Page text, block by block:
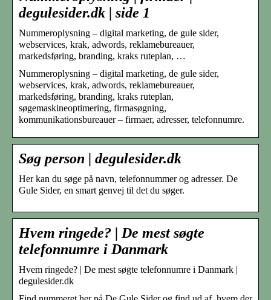
degulesider.dk | side 1
Nummeroplysning – digital marketing, de gule sider,
webservices, krak, adwords, reklamebureauer,
markedsføring, branding, kraks ruteplan, …
Nummeroplysning – digital marketing, de gule sider,
webservices, krak, adwords, reklamebureauer,
markedsføring, branding, kraks ruteplan,
søgemaskineoptimering, firmasøgning,
kommunikationsbureauer – firmaer, adresser, telefonnumre.
Søg person | degulesider.dk
Her kan du søge på navn, telefonnummer og adresser. De
Gule Sider, en smart genvej til det du søger.
Hvem ringede? | De mest søgte
telefonnumre i Danmark
Hvem ringede? | De mest søgte telefonnumre i Danmark |
degulesider.dk